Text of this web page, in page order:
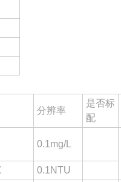
分辨率
是否标
配
0.1mg/L
0.1NTU